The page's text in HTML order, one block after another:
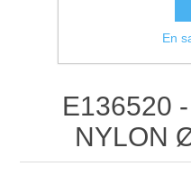
E136520
NYLON
En